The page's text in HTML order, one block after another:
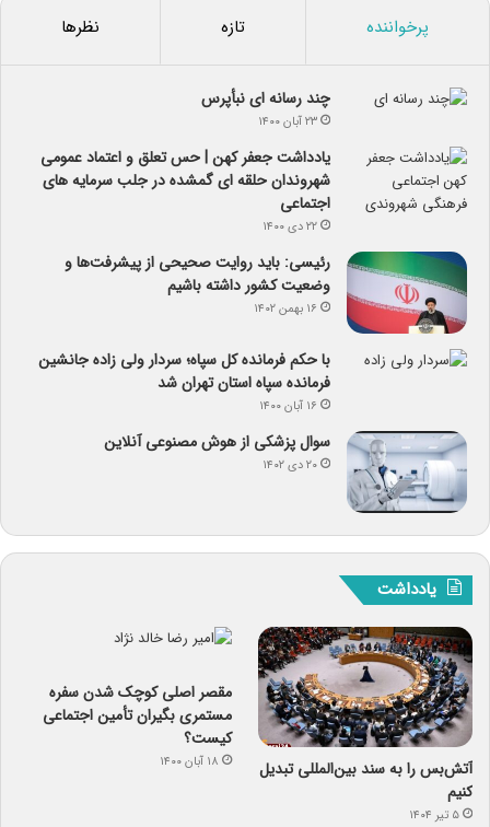
پرخواننده تازه نظرها
چند رسانه ای نبأپرس
۲۳ آبان ۱۴۰۰
یادداشت جعفر کهن | حس تعلق و اعتماد عمومی
شهروندان حلقه ای گمشده در جلب سرمایه های
اجتماعی
۲۲ دی ۱۴۰۰
رئیسی: باید روایت صحیحی از پیشرفت‌ها و
وضعیت کشور داشته باشیم
۱۶ بهمن ۱۴۰۲
با حکم فرمانده کل سپاه؛ سردار ولی زاده جانشین
فرمانده سپاه استان تهران شد
۱۶ آبان ۱۴۰۰
سوال پزشکی از هوش مصنوعی آنلاین
۲۰ دی ۱۴۰۲
یادداشت
آتش‌بس را به سند بین‌المللی تبدیل
کنیم
۵ تیر ۱۴۰۴
مقصر اصلی کوچک شدن سفره
مستمری بگیران تأمین اجتماعی
کیست؟
۱۸ آبان ۱۴۰۰